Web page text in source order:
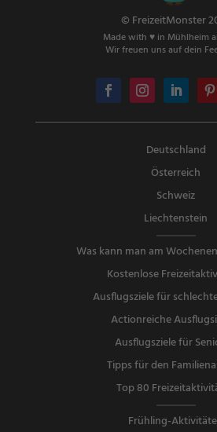
© FreizeitMonster
Made with ♥ in Mühlheim
Wir freuen uns auf dein
Deutschland
Österreich
Schweiz
Liechtenstein
Was kann man am
Kostenlose
Ausflugsziele für
Actionreiche
Ausflugsziele für
Tipps für den
Top 80
Frühling-